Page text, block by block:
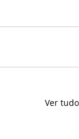
Ver tudo